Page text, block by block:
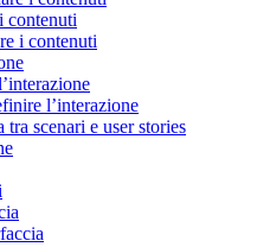
contenuti
i contenuti
l’interazione
scenari e user stories